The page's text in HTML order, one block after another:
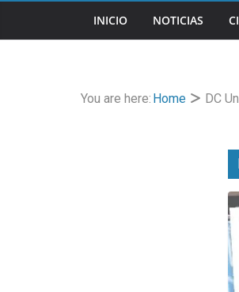
INICIO NOTICIAS
You are here: Home DC